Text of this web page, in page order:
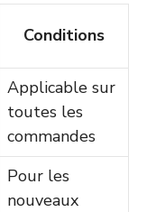
Conditions
Applicable sur
toutes les
commandes
Pour les
nouveaux